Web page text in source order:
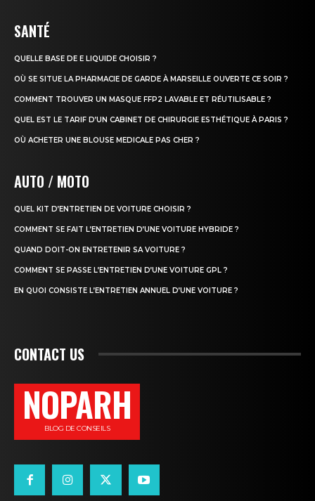
SANTÉ
QUELLE BASE DE E LIQUIDE CHOISIR ?
OÙ SE SITUE LA PHARMACIE DE GARDE À MARSEILLE OUVERTE CE SOIR ?
COMMENT TROUVER UN MASQUE FFP2 LAVABLE ET RÉUTILISABLE ?
QUEL EST LE TARIF D’UN CABINET DE CHIRURGIE ESTHÉTIQUE À PARIS ?
OÙ ACHETER UNE BLOUSE MEDICALE PAS CHER ?
AUTO / MOTO
QUEL KIT D’ENTRETIEN DE VOITURE CHOISIR ?
COMMENT SE FAIT L’ENTRETIEN D’UNE VOITURE HYBRIDE ?
QUAND DOIT-ON ENTRETENIR SA VOITURE ?
COMMENT SE PASSE L’ENTRETIEN D’UNE VOITURE GPL ?
EN QUOI CONSISTE L’ENTRETIEN ANNUEL D’UNE VOITURE ?
CONTACT US
NOPARH
BLOG DE CONSEILS